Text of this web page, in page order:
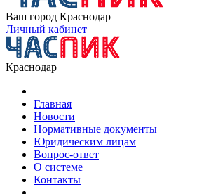
Ваш город Краснодар
Личный кабинет
Краснодар
Главная
Новости
Нормативные документы
Юридическим лицам
Вопрос-ответ
О системе
Контакты